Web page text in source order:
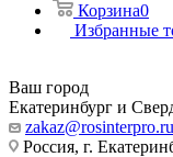
Корзина0
Избранные
Ваш город
Екатеринбург и
zakaz@rosinterpro.ru
Россия, г.